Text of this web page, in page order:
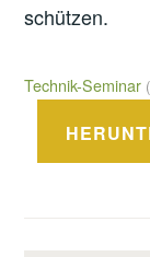
schützen.
Technik-Seminar